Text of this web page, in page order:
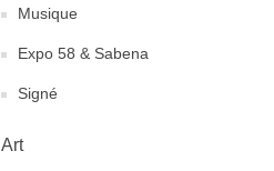
Musique
Expo 58 & Sabena
Signé
Art